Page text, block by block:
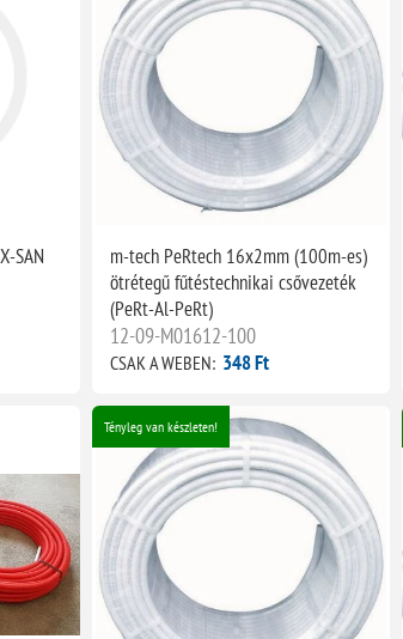
SAN
m-tech PeRtech 16x2mm (100m-es)
ötrétegű fűtéstechnikai csővezeték
(PeRt-Al-PeRt)
12-09-M01612-100
CSAK A WEBEN: 348 Ft
Tényleg van készleten!